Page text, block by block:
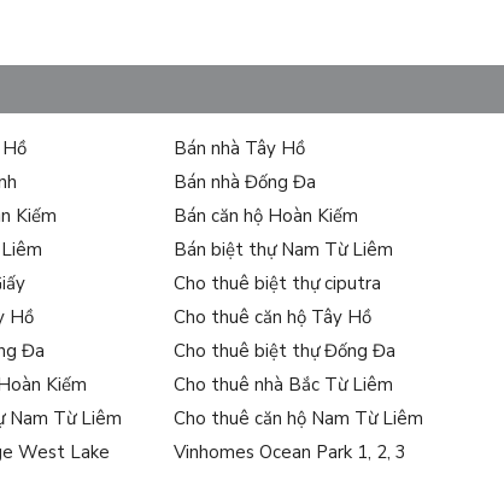
Bán nhà Tây Hồ
Bán nhà Đống Đa
Kiếm
Bán căn hộ Hoàn Kiếm
Bán biệt thự Nam Từ Liêm
Cho thuê biệt thự ciputra
Hồ
Cho thuê căn hộ Tây Hồ
Đa
Cho thuê biệt thự Đống Đa
Kiếm
Cho thuê nhà Bắc Từ Liêm
Nam Từ Liêm
Cho thuê căn hộ Nam Từ Liêm
West Lake
Vinhomes Ocean Park 1, 2, 3